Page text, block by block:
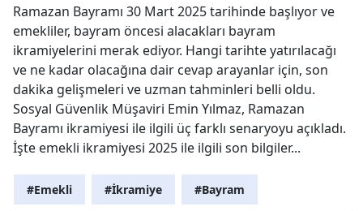
Ramazan Bayramı 30 Mart 2025 tarihinde başlıyor ve
emekliler, bayram öncesi alacakları bayram
ikramiyelerini merak ediyor. Hangi tarihte yatırılacağı
ve ne kadar olacağına dair cevap arayanlar için, son
dakika gelişmeleri ve uzman tahminleri belli oldu.
Sosyal Güvenlik Müşaviri Emin Yılmaz, Ramazan
Bayramı ikramiyesi ile ilgili üç farklı senaryoyu açıkladı.
İşte emekli ikramiyesi 2025 ile ilgili son bilgiler...
#Emekli #İkramiye #Bayram